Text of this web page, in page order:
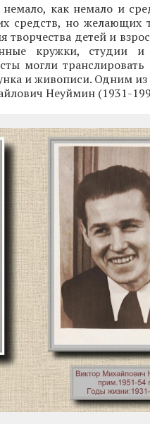
как немало и
средств, но желающих
детей и
кружки, студии
могли транслировать
и живописи. Одним
Неуймин (1931-